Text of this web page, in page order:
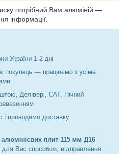
потрібний Вам алюміній —
інформації.
України 1-2 дні
покупець — працюємо з усіма
Делівері, САТ, Нічний
проводимо доставку
алюмінієвих плит 115 мм Д16
для Вас способом, відправлення